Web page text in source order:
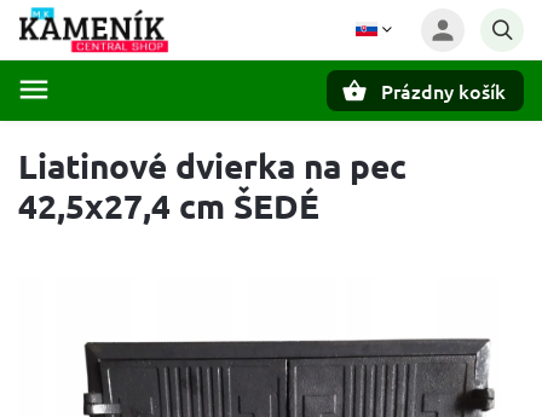
Prázdny košík
Liatinové dvierka na pec
42,5x27,4 cm ŠEDÉ